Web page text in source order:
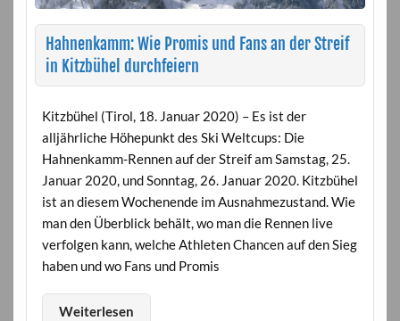
Hahnenkamm: Wie Promis und Fans an der Streif
in Kitzbühel durchfeiern
Kitzbühel (Tirol, 18. Januar 2020) – Es ist der
alljährliche Höhepunkt des Ski Weltcups: Die
Hahnenkamm-Rennen auf der Streif am Samstag, 25.
Januar 2020, und Sonntag, 26. Januar 2020. Kitzbühel
ist an diesem Wochenende im Ausnahmezustand. Wie
man den Überblick behält, wo man die Rennen live
verfolgen kann, welche Athleten Chancen auf den Sieg
haben und wo Fans und Promis
Weiterlesen